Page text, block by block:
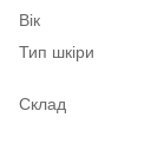
Вік
Тип шкіри
Склад